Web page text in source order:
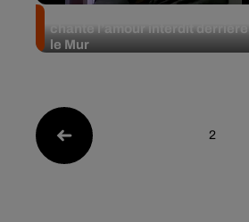
chante l’amour interdit derrière
le Mur
2